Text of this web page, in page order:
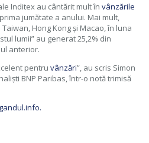
Inditex au cântărit mult în vânzările
jumătate a anului. Mai mult,
Hong Kong şi Macao, în luna
lumii” au generat 25,2% din
anterior.
pentru vânzări”, au scris Simon
BNP Paribas, într-o notă trimisă
gandul.info.